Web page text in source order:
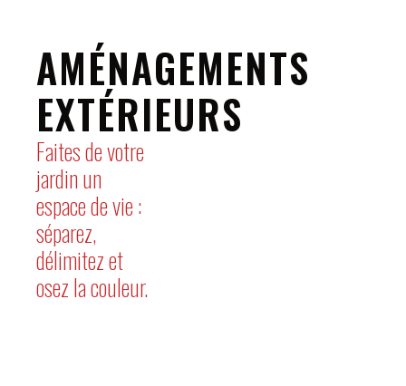
AMÉNAGEMENTS
EXTÉRIEURS
Faites de votre
jardin un
espace de vie :
séparez,
délimitez et
osez la couleur.